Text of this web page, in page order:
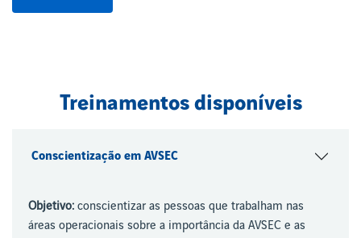
Treinamentos disponíveis
Conscientização em AVSEC
Objetivo: conscientizar as pessoas que trabalham nas
áreas operacionais sobre a importância da AVSEC e as